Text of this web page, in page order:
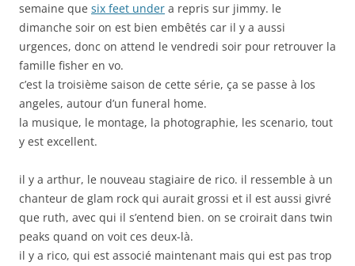
semaine que six feet under a repris sur jimmy. le
dimanche soir on est bien embêtés car il y a aussi
urgences, donc on attend le vendredi soir pour retrouver la
famille fisher en vo.
c’est la troisième saison de cette série, ça se passe à los
angeles, autour d’un funeral home.
la musique, le montage, la photographie, les scenario, tout
y est excellent.
il y a arthur, le nouveau stagiaire de rico. il ressemble à un
chanteur de glam rock qui aurait grossi et il est aussi givré
que ruth, avec qui il s’entend bien. on se croirait dans twin
peaks quand on voit ces deux-là.
il y a rico, qui est associé maintenant mais qui est pas trop